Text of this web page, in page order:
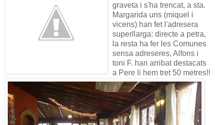
graveta i s'ha trencat, a sta.
Margarida uns (miquel i
vicens) han fet l'adresera
superllarga: directe a petra,
la resta ha fer les Comunes
sensa adreseres, Alfons i
toni F. han arribat destacats
a Pere li hem tret 50 metres!!